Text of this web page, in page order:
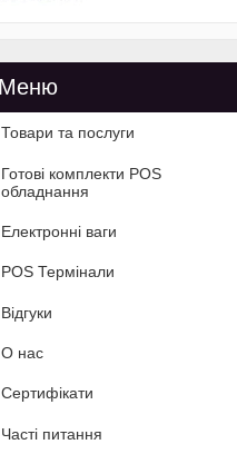
Товари та послуги
Готові комплекти POS
обладнання
Електронні ваги
POS Термінали
Відгуки
О нас
Сертифікати
Часті питання